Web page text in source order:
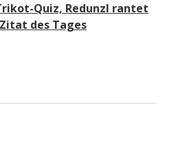
Quiz, Redunzl rantet
des Tages